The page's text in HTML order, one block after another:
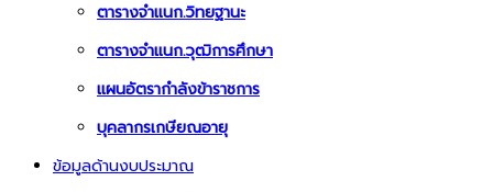
ตารางจำแนก.วิทยฐานะ
ตารางจำแนก.วุฒิการศึกษา
แผนอัตรากำลังข้าราชการ
บุคลากรเกษียณอายุ
ข้อมูลด้านงบประมาณ